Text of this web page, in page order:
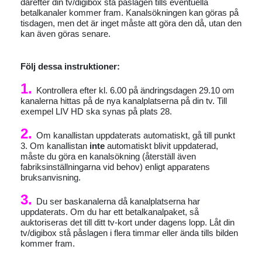
därefter din tv/digibox stå påslagen tills eventuella
betalkanaler kommer fram. Kanalsökningen kan göras på
tisdagen, men det är inget måste att göra den då, utan den
kan även göras senare.
Följ dessa instruktioner:
1. Kontrollera efter kl. 6.00 på ändringsdagen 29.10 om
kanalerna hittas på de nya kanalplatserna på din tv. Till
exempel LIV HD ska synas på plats 28.
2. Om kanallistan uppdaterats automatiskt, gå till punkt
3. Om kanallistan inte automatiskt blivit uppdaterad,
måste du göra en kanalsökning (återställ även
fabriksinställningarna vid behov) enligt apparatens
bruksanvisning.
3. Du ser baskanalerna då kanalplatserna har
uppdaterats. Om du har ett betalkanalpaket, så
auktoriseras det till ditt tv-kort under dagens lopp. Låt din
tv/digibox stå påslagen i flera timmar eller ända tills bilden
kommer fram.